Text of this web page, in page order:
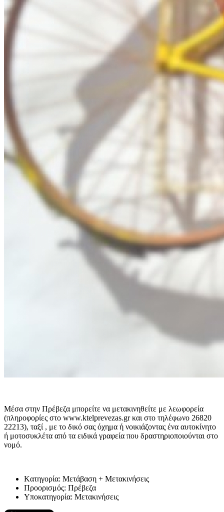
Μέσα στην Πρέβεζα μπορείτε να μετακινηθείτε με λεωφορεία
(πληροφορίες στο www.ktelprevezas.gr και στο τηλέφωνο 26820
22213), ταξί , με το δικό σας όχημα ή νοικιάζοντας ένα αυτοκίνητο
ή μοτοσυκλέτα από τα ειδικά γραφεία που δραστηριοποιούνται στο
νομό.
Kατηγορία: Μετάβαση + Μετακινήσεις
Προορισμός: Πρέβεζα
Υποκατηγορία: Μετακινήσεις